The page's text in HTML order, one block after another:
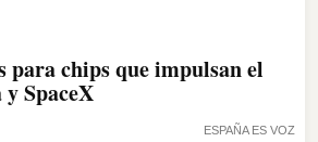
ESPAÑA ES VOZ
para chips que impulsan el
SpaceX